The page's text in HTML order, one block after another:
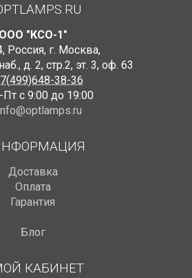
ООО "КСО-1"
, Россия, г. Москва,
д. 2, стр.2, эт. 3, оф. 63
38-36
с 9:00 до 19:00
Доставка
Оплата
Гарантия
Блог
КАБИНЕТ